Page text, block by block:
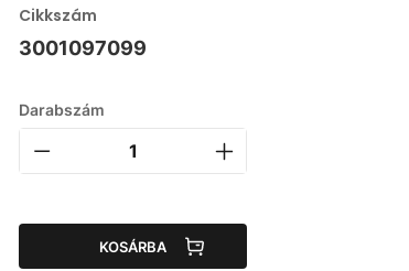
Cikkszám
3001097099
Darabszám
KOSÁRBA